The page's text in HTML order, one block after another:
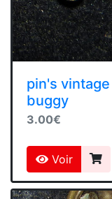
pin's vintage
buggy
3.00€
Voir